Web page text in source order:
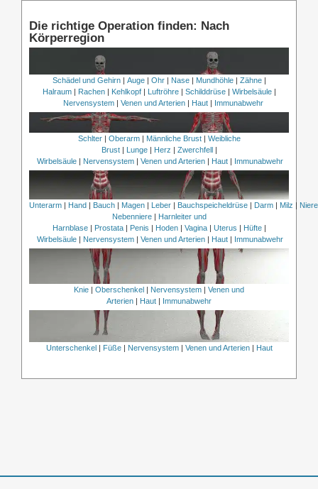
Die richtige Operation finden: Nach
Körperregion
Schädel und Gehirn| Auge| Ohr| Nase| Mundhöhle| Zähne|
Halraum| Rachen| Kehlkopf| Luftröhre| Schilddrüse| Wirbelsäule|
Nervensystem | Venen und Arterien | Haut | Immunabwehr
Schlter| Oberarm| Männliche Brust| Weibliche
Brust| Lunge| Herz | Zwerchfell|
Wirbelsäule | Nervensystem | Venen und Arterien | Haut | Immunabwehr
Unterarm| Hand| Bauch| Magen| Leber| Bauchspeicheldrüse| Darm| Milz |
Nebenniere| Harnleiter und
Harnblase| Prostata| Penis | Hoden| Vagina| Uterus | Hüfte|
Wirbelsäule | Nervensystem | Venen und Arterien | Haut | Immunabwehr
Knie Oberschenkel Nervensystem
Venen und
Arterien
Haut Immunabwehr
Unterschenkel Füße| Nervensystem| Venen und Arterien| Haut